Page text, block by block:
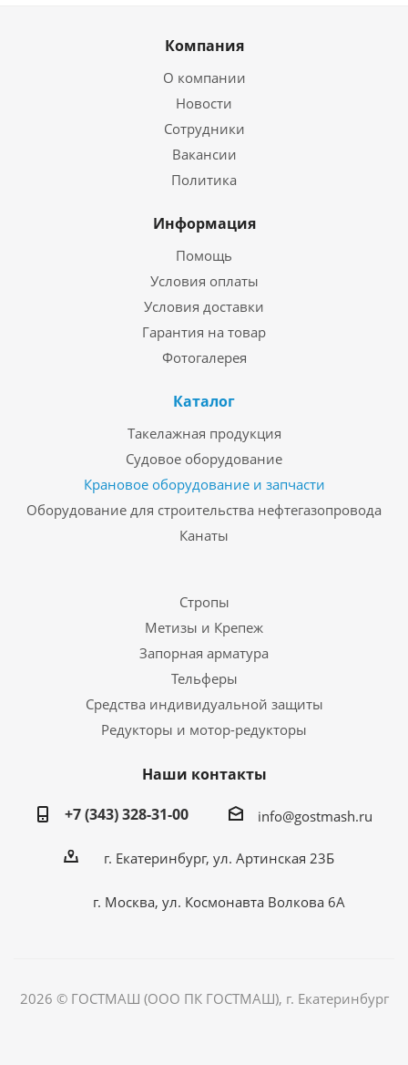
Компания
О компании
Новости
Сотрудники
Вакансии
Политика
Информация
Помощь
Условия оплаты
Условия доставки
Гарантия на товар
Фотогалерея
Каталог
Такелажная продукция
Судовое оборудование
Крановое оборудование и запчасти
Оборудование для строительства нефтегазопровода
Канаты
Стропы
Метизы и Крепеж
Запорная арматура
Тельферы
Средства индивидуальной защиты
Редукторы и мотор-редукторы
Наши контакты
+7 (343) 328-31-00
info@gostmash.ru
г. Екатеринбург, ул. Артинская 23Б
г. Москва, ул. Космонавта Волкова 6А
2026 © ГОСТМАШ (ООО ПК ГОСТМАШ), г. Екатеринбург